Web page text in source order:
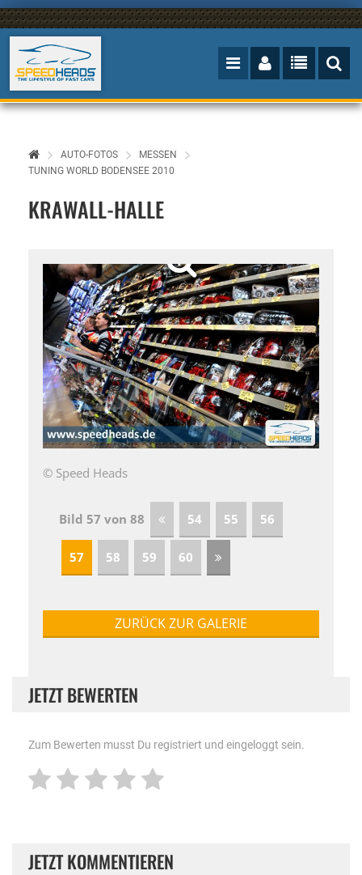
AUTO-FOTOS
MESSEN
TUNING WORLD BODENSEE 2010
KRAWALL-HALLE
© Speed Heads
Bild 57 von 88 54 55 56
57 58 59 60
ZURÜCK ZUR GALERIE
JETZT BEWERTEN
Zum Bewerten musst Du registriert und eingeloggt sein.
JETZT KOMMENTIEREN